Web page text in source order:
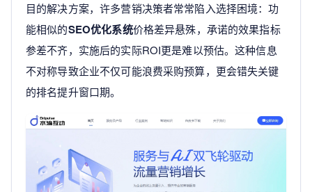
目的解决方案，许多营销决策者常常陷入选择困境：功
能相似的SEO优化系统价格差异悬殊，承诺的效果指标
参差不齐，实施后的实际ROI更是难以预估。这种信息
不对称导致企业不仅可能浪费采购预算，更会错失关键
的排名提升窗口期。